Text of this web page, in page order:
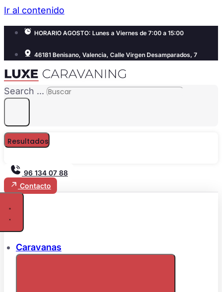
Ir al contenido
HORARIO AGOSTO: Lunes a Viernes de 7:00 a 15:00
46181 Benisano, Valencia, Calle Virgen Desamparados, 7
Search ...
Resultados
96 134 07 88
Contacto
Caravanas